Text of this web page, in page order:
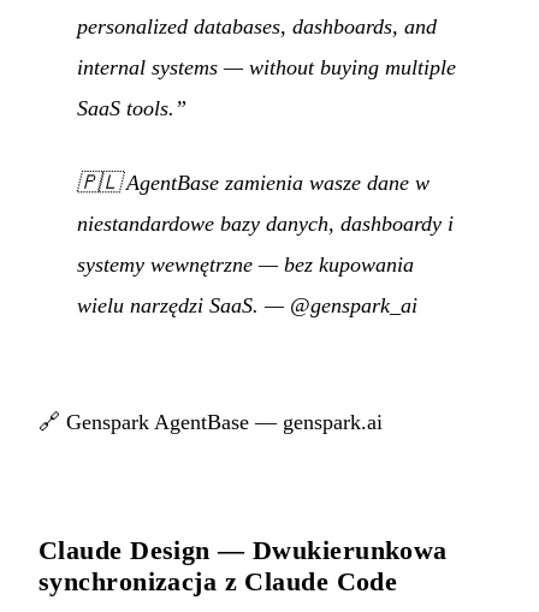
personalized databases, dashboards, and
internal systems — without buying multiple
SaaS tools.”
🇵🇱AgentBase zamienia wasze dane w
niestandardowe bazy danych, dashboardy i
systemy wewnętrzne — bez kupowania
wielu narzędzi SaaS. — @genspark_ai
🔗 Genspark AgentBase — genspark.ai
Claude Design — Dwukierunkowa
synchronizacja z Claude Code